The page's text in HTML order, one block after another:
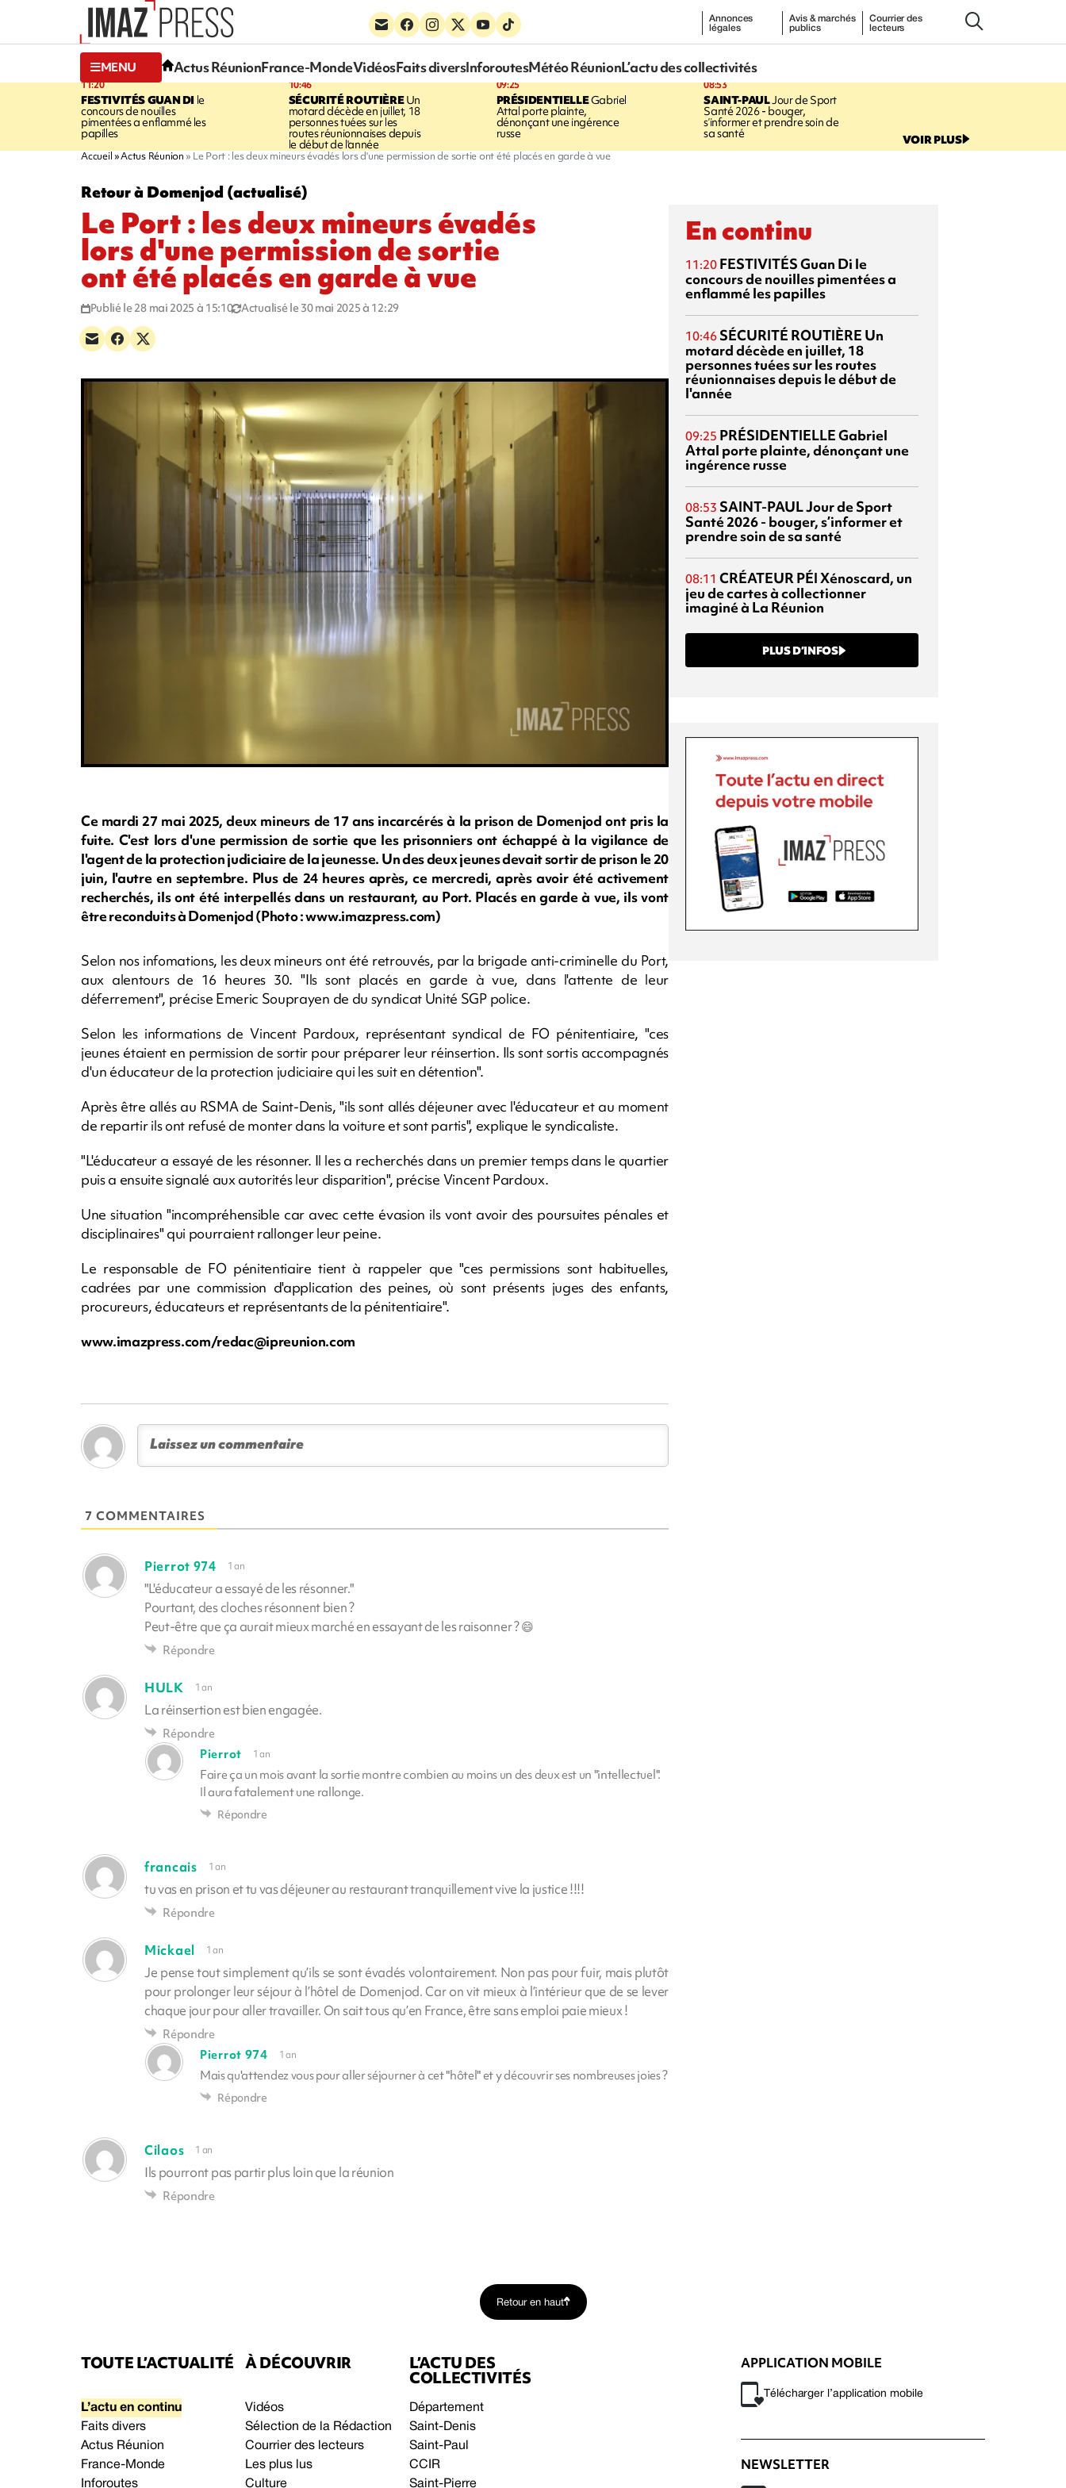
Annonces
légales
Avis & marchés
publics
Courrier des
lecteurs
MENU Actus RéunionFrance-MondeVidéosFaits diversInforoutesMétéo RéunionL’actu des collectivités
11:20
FESTIVITÉSGUAN DI le
concours de nouilles
pimentées a enflammé les
papilles
10:46
SÉCURITÉ ROUTIÈREUn
motard décède en juillet, 18
personnes tuées sur les
routes réunionnaises depuis
le début de l'année
09:25
PRÉSIDENTIELLEGabriel
Attal porte plainte,
dénonçant une ingérence
russe
08:53
SAINT-PAULJour de Sport
Santé 2026 - bouger,
s’informer et prendre soin de
sa santé VOIR PLUS
Accueil Actus Réunion Le Port : les deux mineurs évadés lors d'une permission de sortie ont été placés en garde à vue
Retour à Domenjod (actualisé)
Le Port : les deux mineurs évadés
lors d'une permission de sortie
ont été placés en garde à vue
Publié le 28 mai 2025 à 15:10 Actualisé le 30 mai 2025 à 12:29
Ce mardi 27 mai 2025, deux mineurs de 17 ans incarcérés à la prison de Domenjod ont pris la
fuite. C'est lors d'une permission de sortie que les prisonniers ont échappé à la vigilance de
l'agent de la protection judiciaire de la jeunesse. Un des deux jeunes devait sortir de prison le 20
juin, l'autre en septembre. Plus de 24 heures après, ce mercredi, après avoir été activement
recherchés, ils ont été interpellés dans un restaurant, au Port. Placés en garde à vue, ils vont
être reconduits à Domenjod (Photo : www.imazpress.com)
Selon nos infomations, les deux mineurs ont été retrouvés, par la brigade anti-criminelle du Port,
aux alentours de 16 heures 30. "Ils sont placés en garde à vue, dans l'attente de leur
déferrement", précise Emeric Souprayen de du syndicat Unité SGP police.
Selon les informations de Vincent Pardoux, représentant syndical de FO pénitentiaire, "ces
jeunes étaient en permission de sortir pour préparer leur réinsertion. Ils sont sortis accompagnés
d'un éducateur de la protection judiciaire qui les suit en détention".
Après être allés au RSMA de Saint-Denis, "ils sont allés déjeuner avec l'éducateur et au moment
de repartir ils ont refusé de monter dans la voiture et sont partis", explique le syndicaliste.
"L'éducateur a essayé de les résonner. Il les a recherchés dans un premier temps dans le quartier
puis a ensuite signalé aux autorités leur disparition", précise Vincent Pardoux.
Une situation "incompréhensible car avec cette évasion ils vont avoir des poursuites pénales et
disciplinaires" qui pourraient rallonger leur peine.
Le responsable de FO pénitentiaire tient à rappeler que "ces permissions sont habituelles,
cadrées par une commission d'application des peines, où sont présents juges des enfants,
procureurs, éducateurs et représentants de la pénitentiaire".
www.imazpress.com/redac@ipreunion.com
7 COMMENTAIRES
Pierrot 974 1 an
"L'éducateur a essayé de les résonner."
Pourtant, des cloches résonnent bien ?
Peut-être que ça aurait mieux marché en essayant de les raisonner ? 😄
Répondre
HULK 1 an
La réinsertion est bien engagée.
Répondre
Pierrot
1 an
Faire ça un mois avant la sortie montre combien au moins un des deux est un "intellectuel".
Il aura fatalement une rallonge.
Répondre
francais 1 an
tu vas en prison et tu vas déjeuner au restaurant tranquillement vive la justice !!!!
Répondre
Mickael 1 an
Je pense tout simplement qu’ils se sont évadés volontairement. Non pas pour fuir, mais plutôt
pour prolonger leur séjour à l’hôtel de Domenjod. Car on vit mieux à l’intérieur que de se lever
chaque jour pour aller travailler. On sait tous qu’en France, être sans emploi paie mieux !
Répondre
Pierrot 974
1 an
Mais qu'attendez vous pour aller séjourner à cet "hôtel" et y découvrir ses nombreuses joies ?
Répondre
Cilaos 1 an
Ils pourront pas partir plus loin que la réunion
Répondre
En continu
11:20 FESTIVITÉSGuan Di le
concours de nouilles pimentées a
enflammé les papilles
10:46 SÉCURITÉ ROUTIÈRE Un
motard décède en juillet, 18
personnes tuées sur les routes
réunionnaises depuis le début de
l'année
09:25 PRÉSIDENTIELLEGabriel
Attal porte plainte, dénonçant une
ingérence russe
08:53 SAINT-PAULJour de Sport
Santé 2026 - bouger, s’informer et
prendre soin de sa santé
08:11 CRÉATEUR PÉIXénoscard, un
jeu de cartes à collectionner
imaginé à La Réunion
PLUS D’INFOS
Retour en haut
TOUTE L’ACTUALITÉ
L’actu en continu
Faits divers
Actus Réunion
France-Monde
Inforoutes
À DÉCOUVRIR
Vidéos
Sélection de la Rédaction
Courrier des lecteurs
Les plus lus
Culture
L’ACTU DES
COLLECTIVITÉS
Département
Saint-Denis
Saint-Paul
CCIR
Saint-Pierre
APPLICATION MOBILE
Télécharger l’application mobile
NEWSLETTER